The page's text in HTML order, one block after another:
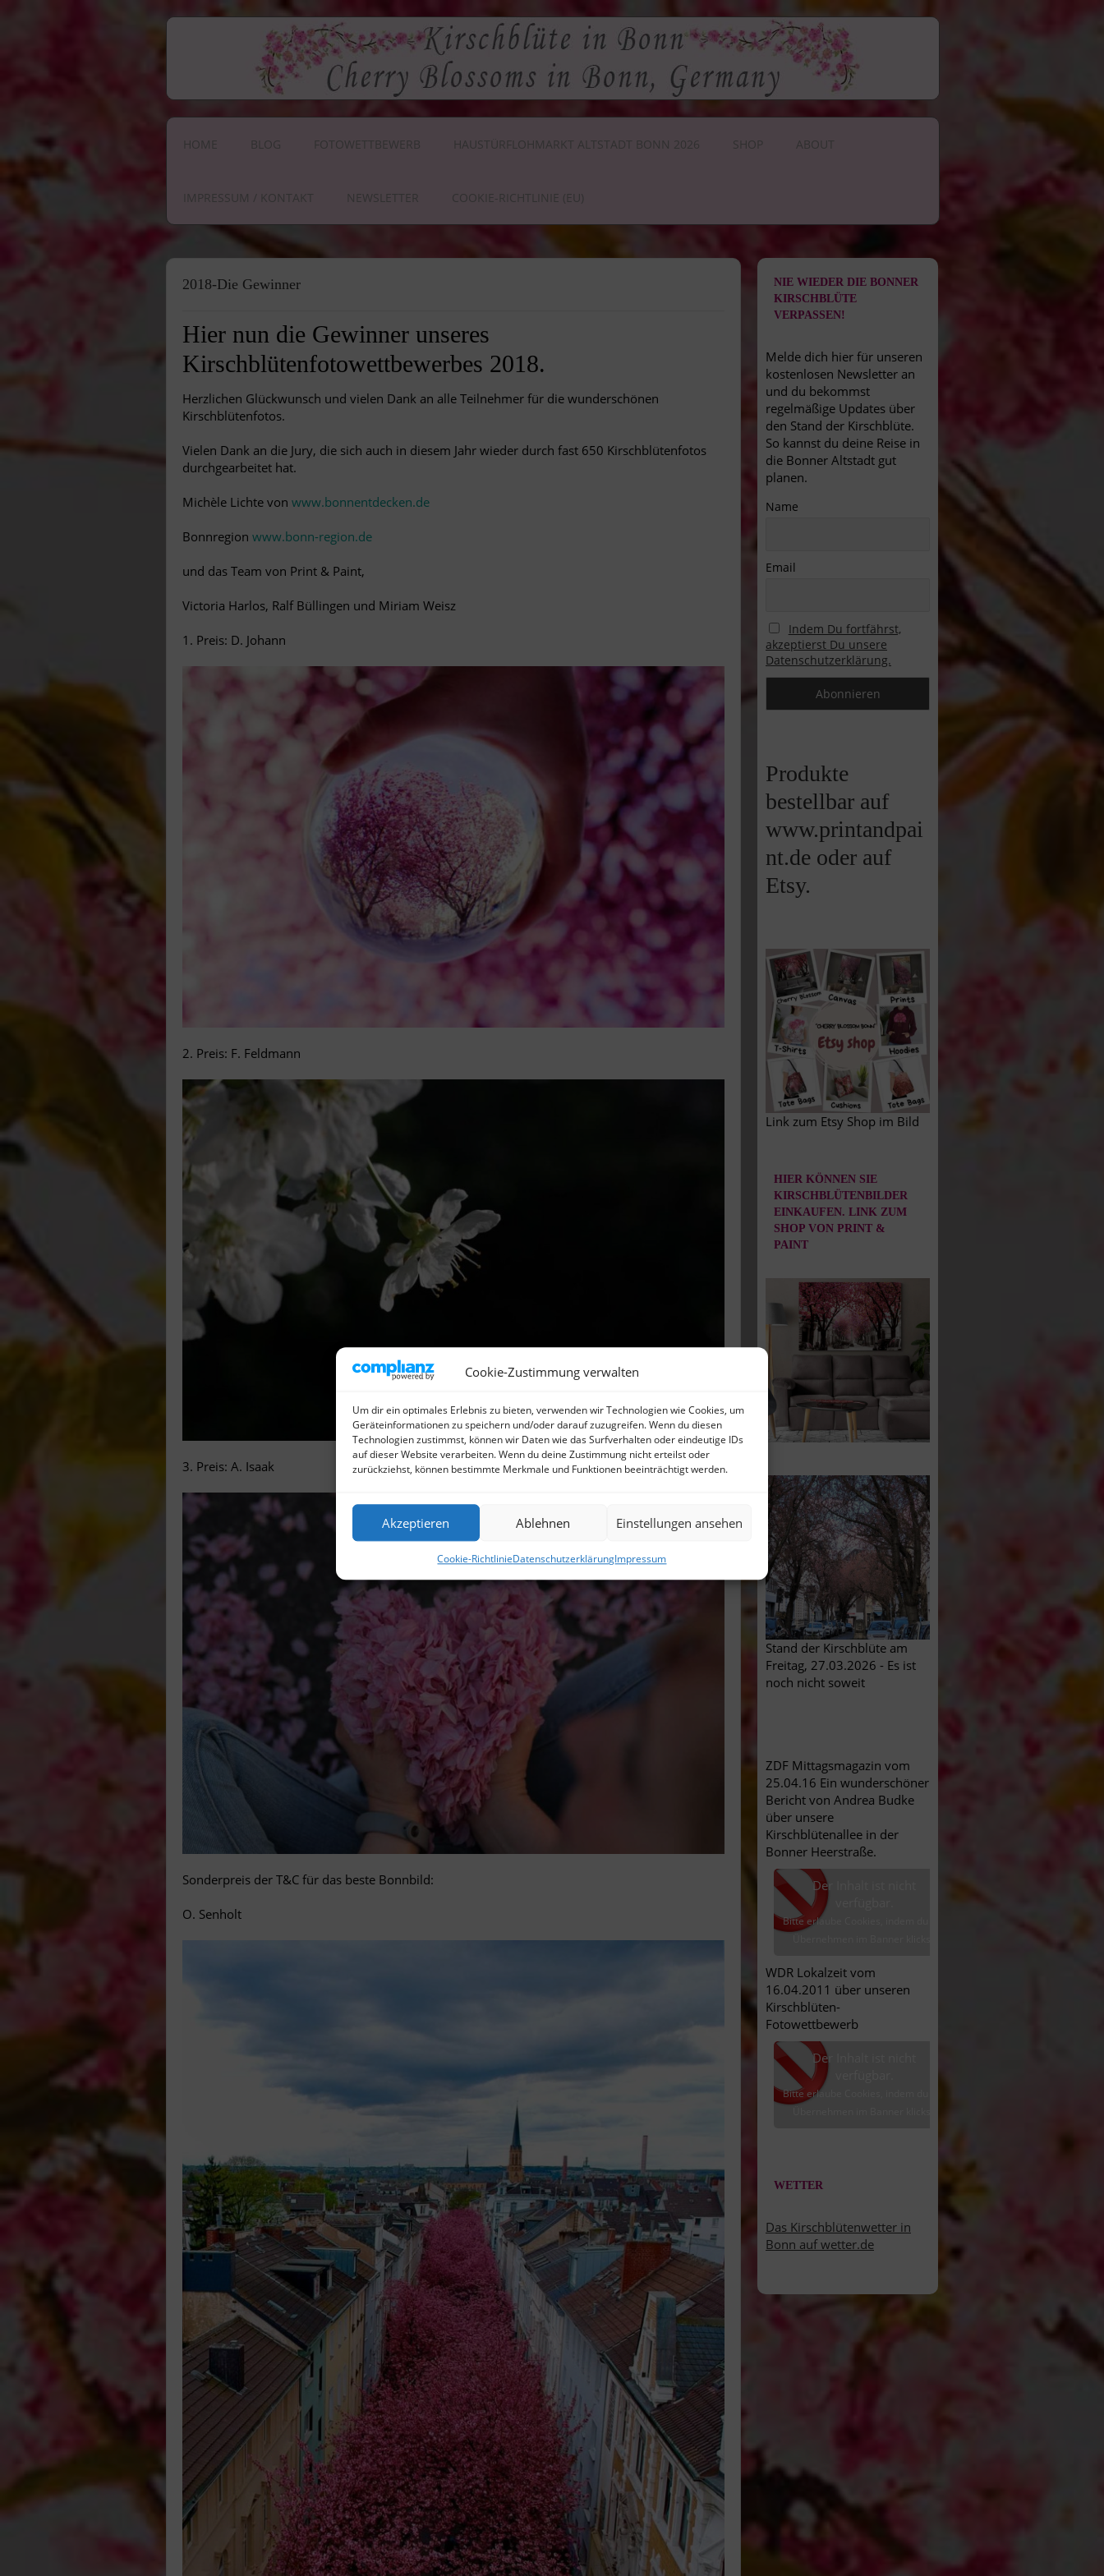
Cookie-Zustimmung verwalten
Um dir ein optimales Erlebnis zu bieten, verwenden wir Technologien wie Cookies, um
Geräteinformationen zu speichern und/oder darauf zuzugreifen. Wenn du diesen
Technologien zustimmst, können wir Daten wie das Surfverhalten oder eindeutige IDs
auf dieser Website verarbeiten. Wenn du deine Zustimmung nicht erteilst oder
zurückziehst, können bestimmte Merkmale und Funktionen beeinträchtigt werden.
Akzeptieren Ablehnen Einstellungen ansehen
Cookie-RichtlinieDatenschutzerklärungImpressum
HOME BLOG FOTOWETTBEWERB HAUSTÜRFLOHMARKT ALTSTADT BONN 2026 SHOP ABOUT
IMPRESSUM / KONTAKT NEWSLETTER COOKIE-RICHTLINIE (EU)
2018-Die Gewinner
Hier nun die Gewinner unseres
Kirschblütenfotowettbewerbes 2018.
Herzlichen Glückwunsch und vielen Dank an alle Teilnehmer für die wunderschönen
Kirschblütenfotos.
Vielen Dank an die Jury, die sich auch in diesem Jahr wieder durch fast 650 Kirschblütenfotos
durchgearbeitet hat.
Michèle Lichte von www.bonnentdecken.de
Bonnregion www.bonn-region.de
und das Team von Print & Paint,
Victoria Harlos, Ralf Büllingen und Miriam Weisz
1. Preis: D. Johann
2. Preis: F. Feldmann
3. Preis: A. Isaak
Sonderpreis der T&C für das beste Bonnbild:
O. Senholt
NIE WIEDER DIE BONNER
KIRSCHBLÜTE
VERPASSEN!
Melde dich hier für unseren
kostenlosen Newsletter an
und du bekommst
regelmäßige Updates über
den Stand der Kirschblüte.
So kannst du deine Reise in
die Bonner Altstadt gut
planen.
Name
Email
Indem Du fortfährst,
akzeptierst Du unsere
Datenschutzerklärung.
Produkte
bestellbar auf
www.printandpai
nt.de oder auf
Etsy.
Link zum Etsy Shop im Bild
HIER KÖNNEN SIE
KIRSCHBLÜTENBILDER
EINKAUFEN. LINK ZUM
SHOP VON PRINT &
PAINT
Stand der Kirschblüte am
Freitag, 27.03.2026 - Es ist
noch nicht soweit
ZDF Mittagsmagazin vom
25.04.16 Ein wunderschöner
Bericht von Andrea Budke
über unsere
Kirschblütenallee in der
Bonner Heerstraße.
Der Inhalt ist nicht
Bitte erlaube Cookies, indem du auf
WDR Lokalzeit vom
16.04.2011 über unseren
Kirschblüten-
Fotowettbewerb
Der Inhalt ist nicht
Bitte erlaube Cookies, indem du auf
WETTER
Das Kirschblütenwetter in
Bonn auf wetter.de